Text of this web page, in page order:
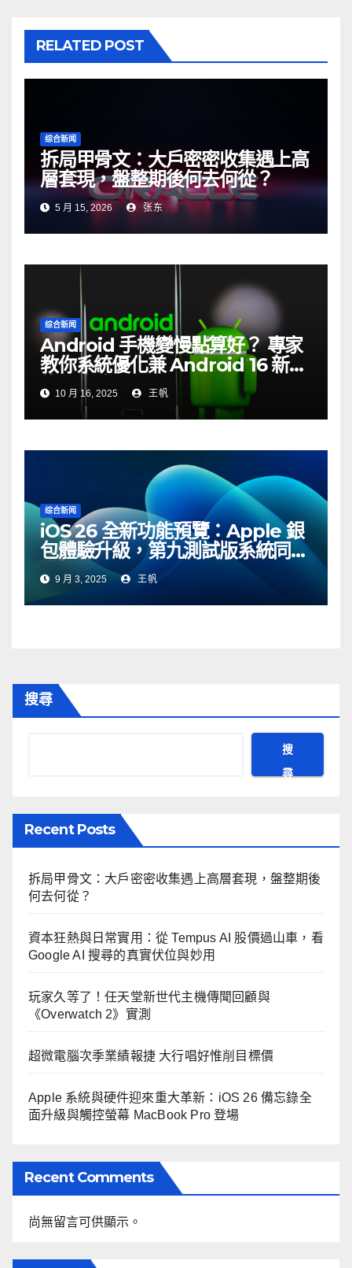
RELATED POST
综合新闻
拆局甲骨文：大戶密密收集遇上高
層套現，盤整期後何去何從？
5 月 15, 2026 张东
综合新闻
Android 手機變慢點算好？ 專家
教你系統優化兼 Android 16 新功
能全攻略
10 月 16, 2025 王帆
综合新闻
iOS 26 全新功能預覽：Apple 銀
包體驗升級，第九測試版系統同步
登場
9 月 3, 2025 王帆
搜尋
搜
尋
Recent Posts
拆局甲骨文：大戶密密收集遇上高層套現，盤整期後
何去何從？
資本狂熱與日常實用：從 Tempus AI 股價過山車，看
Google AI 搜尋的真實伏位與妙用
玩家久等了！任天堂新世代主機傳聞回顧與
《Overwatch 2》實測
超微電腦次季業績報捷 大行唱好惟削目標價
Apple 系統與硬件迎來重大革新：iOS 26 備忘錄全
面升級與觸控螢幕 MacBook Pro 登場
Recent Comments
尚無留言可供顯示。